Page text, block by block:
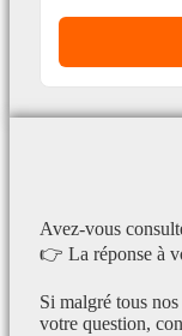
Avez-vous
👉 La réponse à
Si malgré tous
votre question,